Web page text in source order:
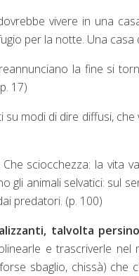
vivere in una
per la notte. Una
la fine si
17)
modi di dire diffusi,
sciocchezza: la vita
gli animali selvatici: sul
predatori. (p. 100)
talvolta
e trascriverle
sbaglio, chissà)